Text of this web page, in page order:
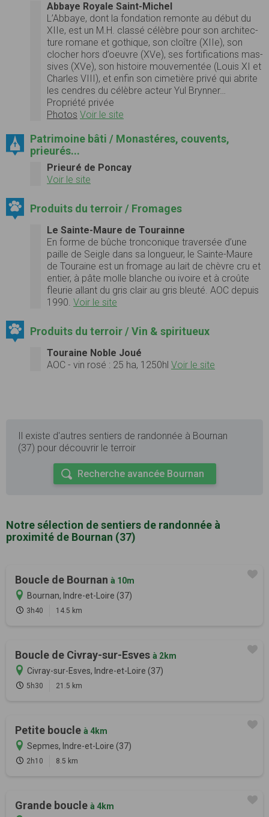
Abbaye Royale Saint-Michel
L’Abbaye, dont la fon­da­tion remonte au début du
XIIe, est un M.H. classé célèbre pour son archi­tec­
ture romane et goth­ique, son cloître (XIIe), son
clocher hors d’oeuvre (XVe), ses for­ti­fi­ca­tions mas­
sives (XVe), son his­toire mou­ve­men­tée (Louis XI et
Charles VIII), et enfin son cimetière privé qui abrite
les cen­dres du célèbre acteur Yul Bryn­ner…
Propriété privée
Photos Voir le site
Patrimoine bâti / Monastéres, couvents,
prieurés...
Prieuré de Poncay
Voir le site
Produits du terroir / Fromages
Le Sainte-Maure de Tourainne
En forme de bûche tronconique traversée d’une
paille de Seigle dans sa longueur, le Sainte-Maure
de Touraine est un fromage au lait de chèvre cru et
entier, à pâte molle blanche ou ivoire et à croûte
fleurie allant du gris clair au gris bleuté. AOC depuis
1990. Voir le site
Produits du terroir / Vin & spiritueux
Touraine Noble Joué
AOC - vin rosé : 25 ha, 1250hl Voir le site
Il existe d'autres sentiers de randonnée à Bournan
(37) pour découvrir le terroir
Recherche avancée Bournan
Notre sélection de sentiers de randonnée à
proximité de Bournan (37)
Boucle de Bournan à 10m
Bournan, Indre-et-Loire (37)
3h40 14.5 km
Boucle de Civray-sur-Esves à 2km
Civray-sur-Esves, Indre-et-Loire (37)
5h30 21.5 km
Petite boucle à 4km
Sepmes, Indre-et-Loire (37)
2h10 8.5 km
Grande boucle à 4km